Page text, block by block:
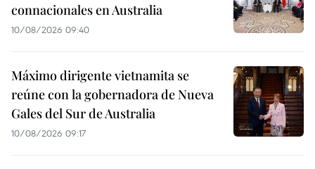
connacionales en Australia
10/08/2026 09:40
Máximo dirigente vietnamita se
reúne con la gobernadora de Nueva
Gales del Sur de Australia
10/08/2026 09:17